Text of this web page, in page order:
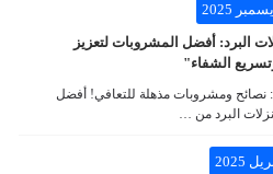
البرد: أفضل المشروبات لتعزيز
الشفاء"
نصائح ومشروبات مذهلة للتعافي! أفضل
البرد من …